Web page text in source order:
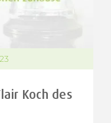
Koch des